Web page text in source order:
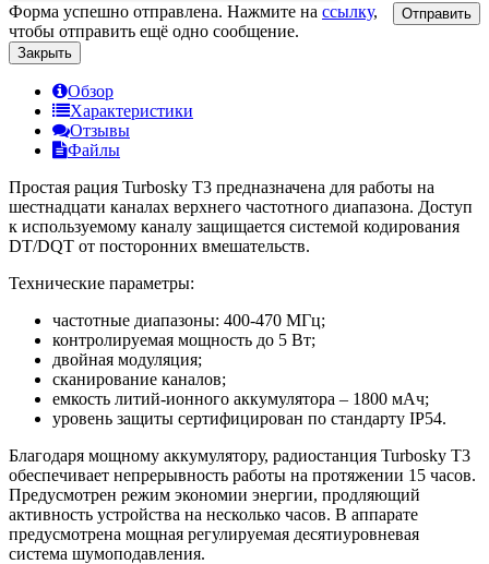
Отправить
Форма успешно отправлена. Нажмите на ссылку,
чтобы отправить ещё одно сообщение.
Закрыть
Обзор
Характеристики
Отзывы
Файлы
Простая рация Turbosky T3 предназначена для работы на
шестнадцати каналах верхнего частотного диапазона. Доступ
к используемому каналу защищается системой кодирования
DT/DQT от посторонних вмешательств.
Технические параметры:
частотные диапазоны: 400-470 МГц;
контролируемая мощность до 5 Вт;
двойная модуляция;
сканирование каналов;
емкость литий-ионного аккумулятора – 1800 мАч;
уровень защиты сертифицирован по стандарту IP54.
Благодаря мощному аккумулятору, радиостанция Turbosky T3
обеспечивает непрерывность работы на протяжении 15 часов.
Предусмотрен режим экономии энергии, продляющий
активность устройства на несколько часов. В аппарате
предусмотрена мощная регулируемая десятиуровневая
система шумоподавления.